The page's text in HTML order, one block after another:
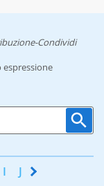
Condividi
I J K